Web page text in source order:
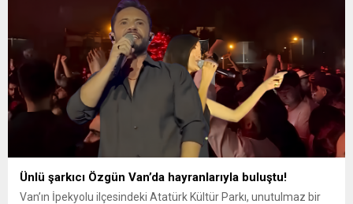
Ünlü şarkıcı Özgün Van’da hayranlarıyla buluştu!
Van’ın İpekyolu ilçesindeki Atatürk Kültür Parkı, unutulmaz bir